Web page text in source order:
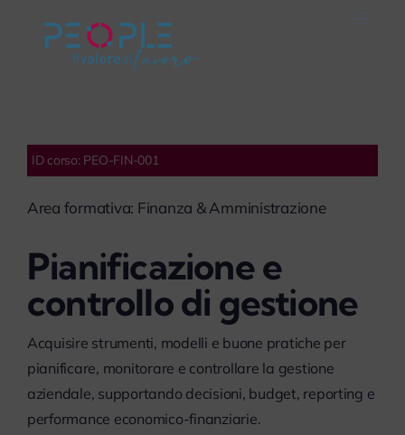
On Air
Impegno Sociale
myPeople
ID corso: PEO-FIN-001
Area formativa: Finanza & Amministrazione
Pianificazione e
controllo di gestione
Acquisire strumenti, modelli e buone pratiche per
pianificare, monitorare e controllare la gestione
aziendale, supportando decisioni, budget, reporting e
performance economico-finanziarie.